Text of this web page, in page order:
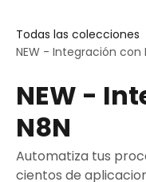
Todas las colecciones
NEW - Integración con
NEW -
N8N
Automatiza tus
cientos de